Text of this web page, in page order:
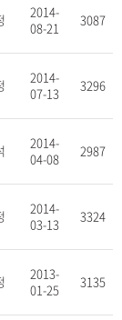
2014-
08-21
3087
2014-
07-13
3296
2014-
04-08
2987
2014-
03-13
3324
2013-
01-25
3135